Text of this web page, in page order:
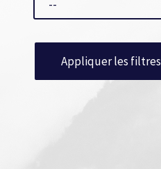
Appliquer les filtres